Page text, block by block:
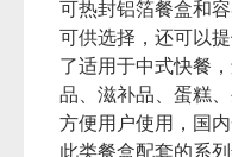
可热封铝箔餐盒和
可供选择，还可以
了适用于中式快餐
品、滋补品、蛋糕
方便用户使用，国
此类餐盒配套的系